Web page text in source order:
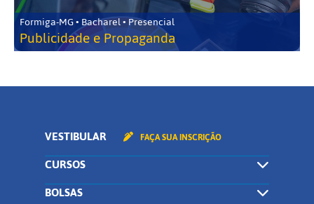
Formiga-MG • Bacharel • Presencial
Publicidade e Propaganda
VESTIBULAR FAÇA SUA INSCRIÇÃO
CURSOS
BOLSAS